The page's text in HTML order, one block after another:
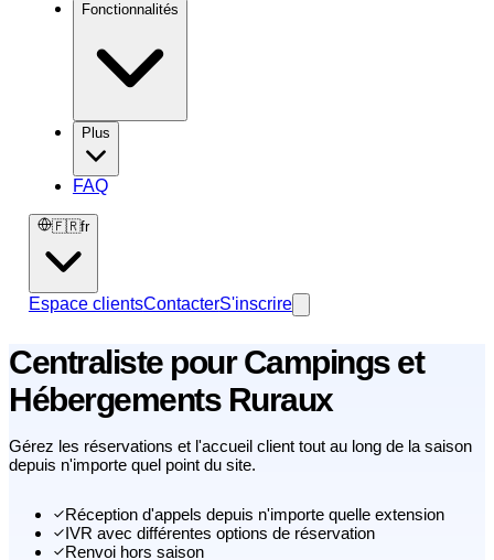
Fonctionnalités
Plus
FAQ
🇫🇷fr
Espace clientsContacterS'inscrire
Centraliste pour Campings et
Hébergements Ruraux
Gérez les réservations et l'accueil client tout au long de la saison
depuis n'importe quel point du site.
Réception d'appels depuis n'importe quelle extension
IVR avec différentes options de réservation
Renvoi hors saison